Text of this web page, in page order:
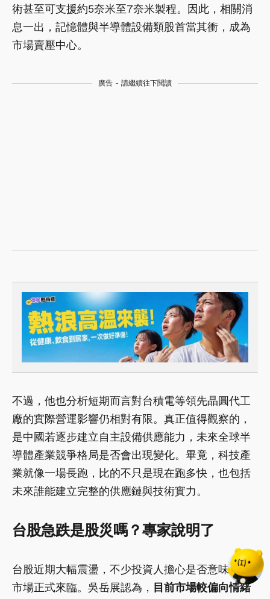
術甚至可支援約5奈米至7奈米製程。因此，相關消
息一出，記憶體與半導體設備類股首當其衝，成為
市場賣壓中心。
廣告 - 請繼續往下閱讀
不過，他也分析短期而言對台積電等領先晶圓代工
廠的實際營運影響仍相對有限。真正值得觀察的，
是中國若逐步建立自主設備供應能力，未來全球半
導體產業競爭格局是否會出現變化。畢竟，科技產
業就像一場長跑，比的不只是現在跑多快，也包括
未來誰能建立完整的供應鏈與技術實力。
台股急跌是股災嗎？專家說明了
台股近期大幅震盪，不少投資人擔心是否意味空頭
市場正式來臨。吳岳展認為， 目前市場較偏向情緒